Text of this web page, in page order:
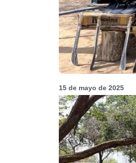
15 de mayo de 2025